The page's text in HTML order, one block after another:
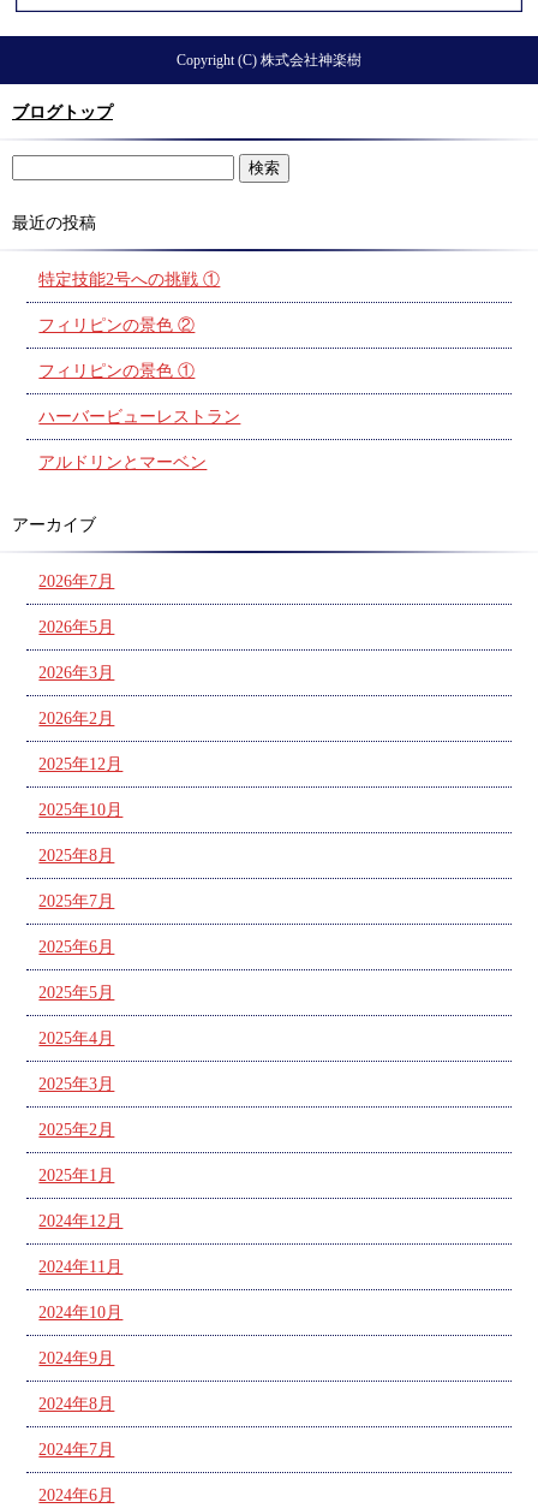
Copyright (C) 株式会社神楽樹
ブログトップ
最近の投稿
特定技能2号への挑戦 ①
フィリピンの景色 ②
フィリピンの景色 ①
ハーバービューレストラン
アルドリンとマーベン
アーカイブ
2026年7月
2026年5月
2026年3月
2026年2月
2025年12月
2025年10月
2025年8月
2025年7月
2025年6月
2025年5月
2025年4月
2025年3月
2025年2月
2025年1月
2024年12月
2024年11月
2024年10月
2024年9月
2024年8月
2024年7月
2024年6月